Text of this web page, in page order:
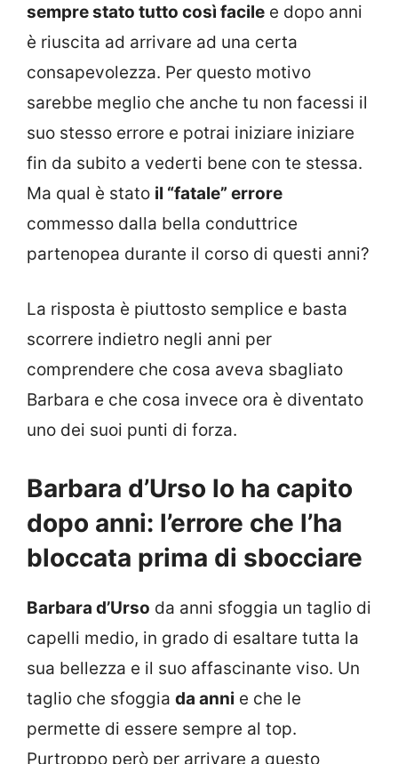
sempre stato tutto così facile e dopo anni
è riuscita ad arrivare ad una certa
consapevolezza. Per questo motivo
sarebbe meglio che anche tu non facessi il
suo stesso errore e potrai iniziare iniziare
fin da subito a vederti bene con te stessa.
Ma qual è stato il “fatale” errore
commesso dalla bella conduttrice
partenopea durante il corso di questi anni?
La risposta è piuttosto semplice e basta
scorrere indietro negli anni per
comprendere che cosa aveva sbagliato
Barbara e che cosa invece ora è diventato
uno dei suoi punti di forza.
Barbara d’Urso lo ha capito
dopo anni: l’errore che l’ha
bloccata prima di sbocciare
Barbara d’Urso da anni sfoggia un taglio di
capelli medio, in grado di esaltare tutta la
sua bellezza e il suo affascinante viso. Un
taglio che sfoggia da anni e che le
permette di essere sempre al top.
Purtroppo però per arrivare a questo